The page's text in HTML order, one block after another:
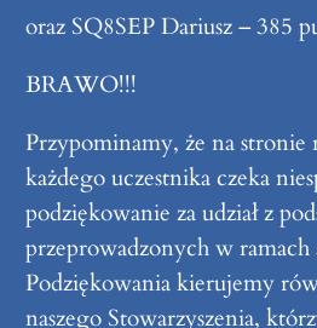
oraz SQ8SEP Dariusz – 385
BRAWO!!!
Przypominamy, że na
każdego uczestnika czeka
podziękowanie za udział z
przeprowadzonych w ramach
Podziękowania kierujemy
naszego Stowarzyszenia,